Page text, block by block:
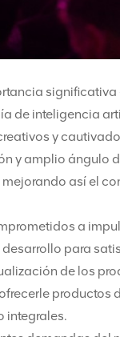
significativa
de inteligencia
y
y amplio ángulo
así el
a
para
de los
productos
integrales.